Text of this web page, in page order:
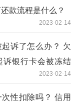
款流程是什么？
2023-02-14
诉了怎么办？ 欠
诉银行卡会被冻结
2023-02-14
性扣除吗？ 信用